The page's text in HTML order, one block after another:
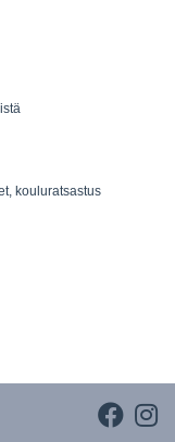
kouluratsastus